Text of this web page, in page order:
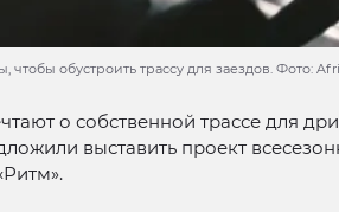
обустроить трассу для заездов. Фото:
о собственной трассе для
выставить проект